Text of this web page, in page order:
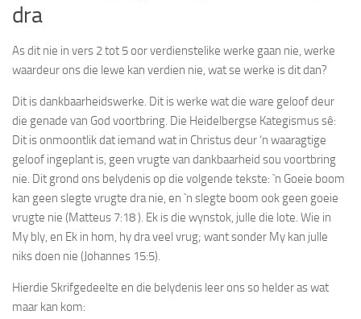
dra
As dit nie in vers 2 tot 5 oor verdienstelike werke gaan nie, werke
waardeur ons die lewe kan verdien nie, wat se werke is dit dan?
Dit is dankbaarheidswerke. Dit is werke wat die ware geloof deur
die genade van God voortbring. Die Heidelbergse Kategismus sê:
Dit is onmoontlik dat iemand wat in Christus deur ‘n waaragtige
geloof ingeplant is, geen vrugte van dankbaarheid sou voortbring
nie. Dit grond ons belydenis op die volgende tekste: `n Goeie boom
kan geen slegte vrugte dra nie, en `n slegte boom ook geen goeie
vrugte nie (Matteus 7:18 ). Ek is die wynstok, julle die lote. Wie in
My bly, en Ek in hom, hy dra veel vrug; want sonder My kan julle
niks doen nie (Johannes 15:5).
Hierdie Skrifgedeelte en die belydenis leer ons so helder as wat
maar kan kom: